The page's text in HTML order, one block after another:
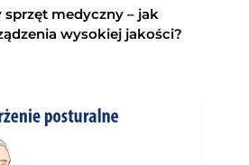
sprzęt medyczny – jak
wysokiej jakości?